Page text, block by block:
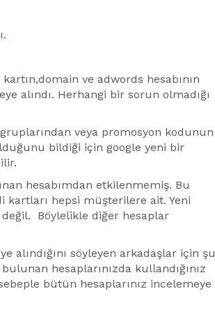
ve adwords hesabının
alındı. Herhangi bir sorun olmadığı
veya promosyon kodunun
bildiği için google yeni bir
hesabımdan etkilenmemiş. Bu
hepsi müşterilere ait. Yeni
Böylelikle diğer hesaplar
söyleyen arkadaşlar için şu
hesaplarınızda kullandığınız
bütün hesaplarınız incelemeye